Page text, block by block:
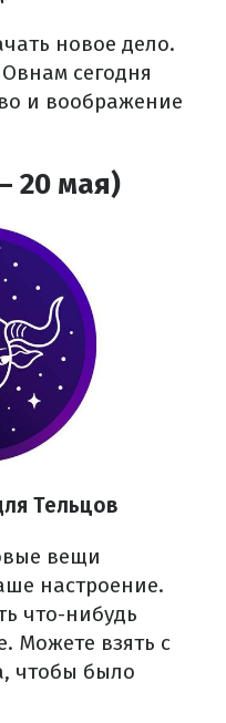
новое дело.
сегодня
и воображение
20 мая)
Тельцов
вещи
настроение.
что-нибудь
Можете взять с
чтобы было